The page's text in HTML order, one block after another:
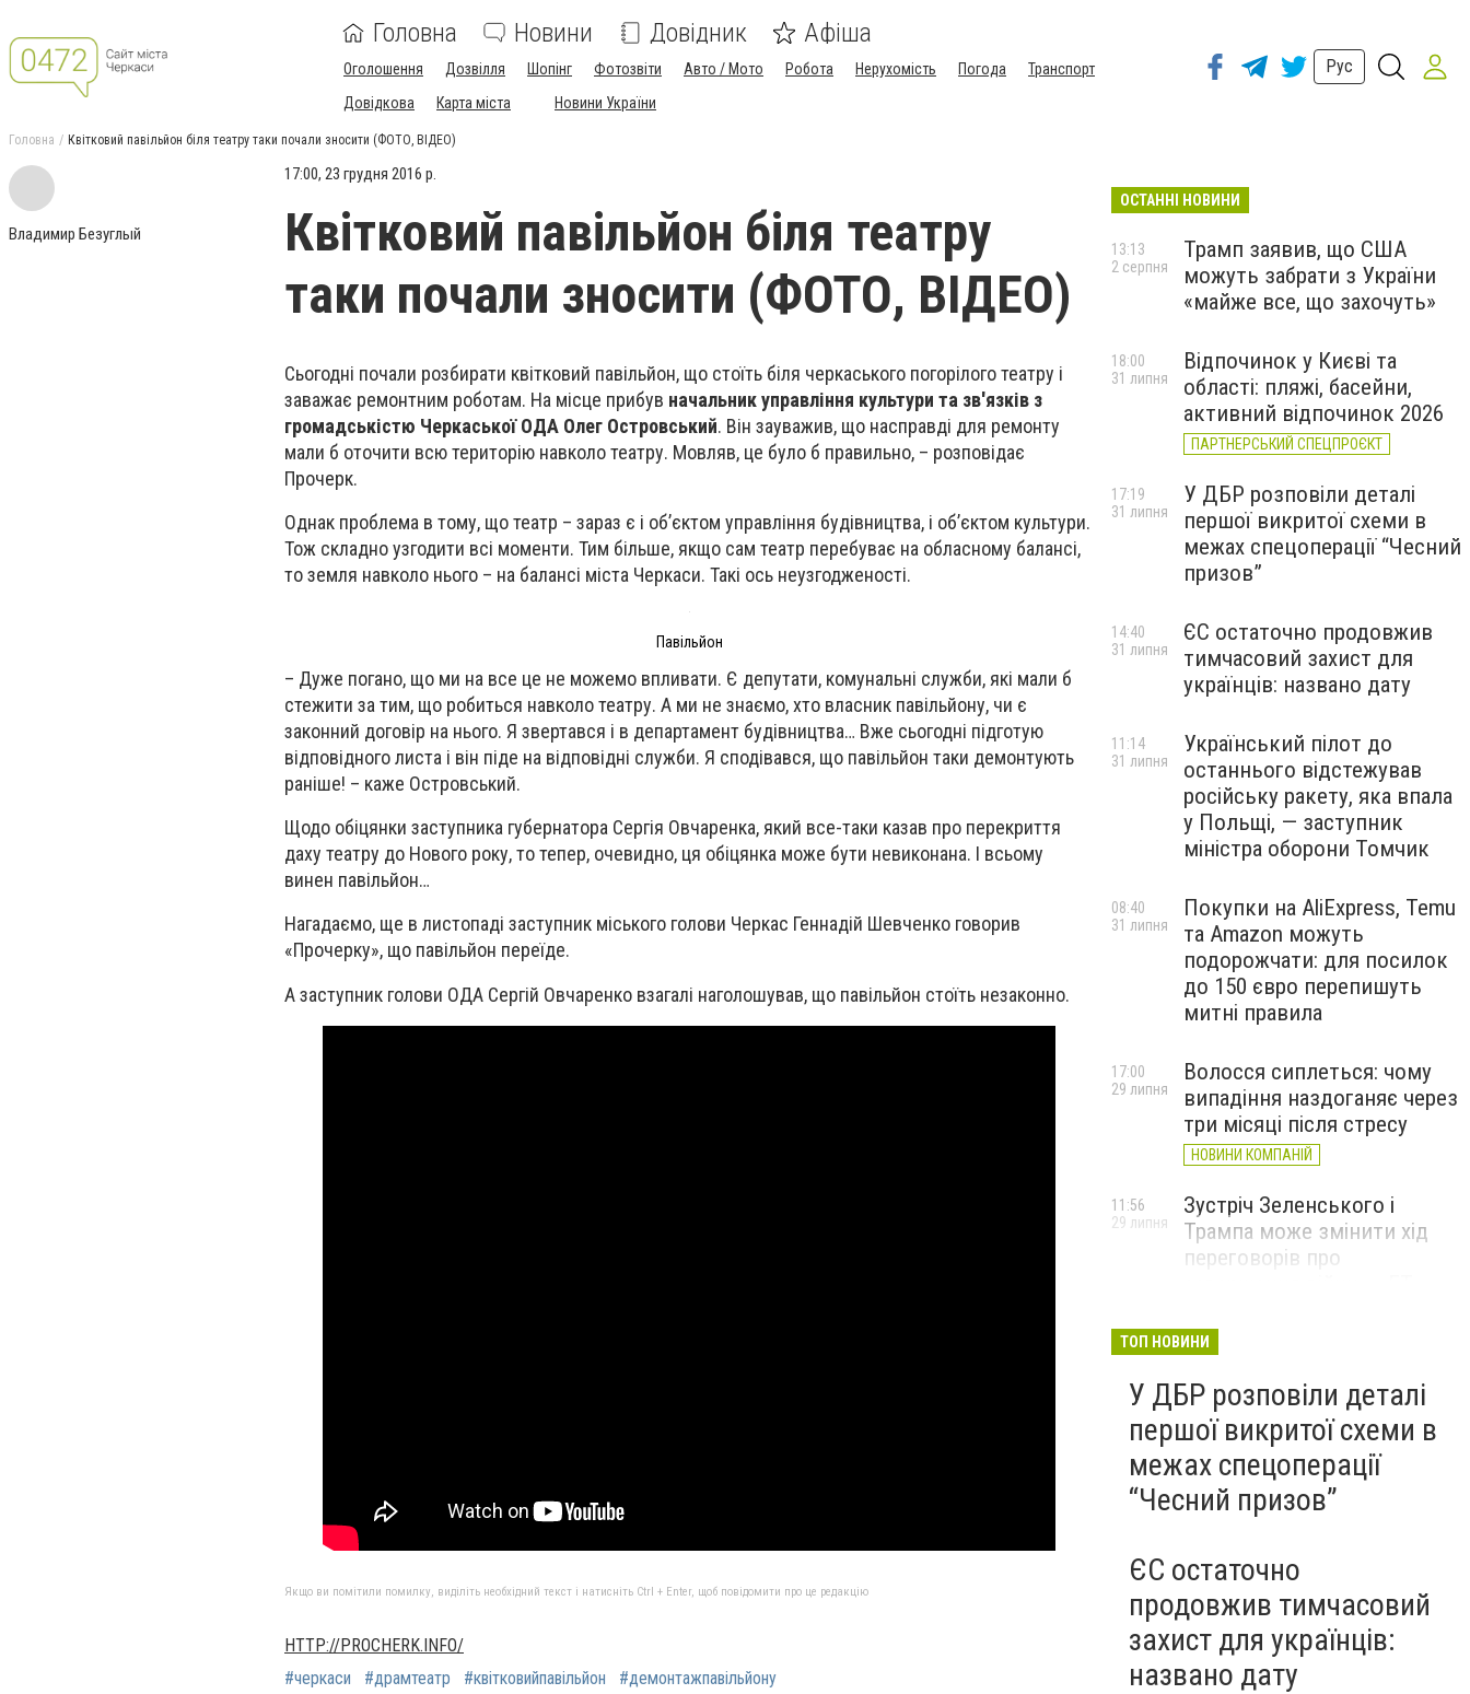
Головна Новини Довідник Афіша
Оголошення Дозвілля Шопінг Фотозвіти Авто / Мото Робота Нерухомість Погода
Транспорт
Довідкова
Карта міста Новини України
Рус
Головна Квітковий павільйон біля театру таки почали зносити (ФОТО, ВІДЕО)
Владимир Безуглый
17:00, 23 грудня 2016 р.
Квітковий павільйон біля театру
таки почали зносити (ФОТО, ВІДЕО)
Сьогодні почали розбирати квітковий павільйон, що стоїть біля черкаського погорілого театру і
заважає ремонтним роботам. На місце прибув начальник управління культури та зв'язків з
громадськістю Черкаської ОДА Олег Островський. Він зауважив, що насправді для ремонту
мали б оточити всю територію навколо театру. Мовляв, це було б правильно, – розповідає
Прочерк.
Однак проблема в тому, що театр – зараз є і об’єктом управління будівництва, і об’єктом культури.
Тож складно узгодити всі моменти. Тим більше, якщо сам театр перебуває на обласному балансі,
то земля навколо нього – на балансі міста Черкаси. Такі ось неузгодженості.
Павільйон
– Дуже погано, що ми на все це не можемо впливати. Є депутати, комунальні служби, які мали б
стежити за тим, що робиться навколо театру. А ми не знаємо, хто власник павільйону, чи є
законний договір на нього. Я звертався і в департамент будівництва… Вже сьогодні підготую
відповідного листа і він піде на відповідні служби. Я сподівався, що павільйон таки демонтують
раніше! – каже Островський.
Щодо обіцянки заступника губернатора Сергія Овчаренка, який все-таки казав про перекриття
даху театру до Нового року, то тепер, очевидно, ця обіцянка може бути невиконана. І всьому
винен павільйон…
Нагадаємо, ще в листопаді заступник міського голови Черкас Геннадій Шевченко говорив
«Прочерку», що павільйон переїде.
А заступник голови ОДА Сергій Овчаренко взагалі наголошував, що павільйон стоїть незаконно.
Якщо ви помітили помилку, виділіть необхідний текст і натисніть Ctrl + Enter, щоб повідомити про це редакцію
HTTP://PROCHERK.INFO/
#черкаси
#драмтеатр #квітковийпавільйон #демонтажпавільйону
ОСТАННІ НОВИНИ
Трамп заявив, що США
можуть забрати з України
«майже все, що захочуть»
13:13
2 серпня
Відпочинок у Києві та
області: пляжі, басейни,
активний відпочинок 2026
ПАРТНЕРСЬКИЙ СПЕЦПРОЄКТ
18:00
31 липня
У ДБР розповіли деталі
першої викритої схеми в
межах спецоперації “Чесний
призов”
17:19
31 липня
ЄС остаточно продовжив
тимчасовий захист для
українців: названо дату
14:40
31 липня
Український пілот до
останнього відстежував
російську ракету, яка впала
у Польщі, — заступник
міністра оборони Томчик
11:14
31 липня
Покупки на AliExpress, Temu
та Amazon можуть
подорожчати: для посилок
до 150 євро перепишуть
митні правила
08:40
31 липня
Волосся сиплеться: чому
випадіння наздоганяє через
три місяці після стресу
НОВИНИ КОМПАНІЙ
17:00
29 липня
Зустріч Зеленського і
Трампа може змінити хід
переговорів про
11:56
29 липня
ТОП НОВИНИ
У ДБР розповіли деталі
першої викритої схеми в
межах спецоперації
“Чесний призов”
ЄС остаточно
продовжив тимчасовий
захист для українців:
названо дату